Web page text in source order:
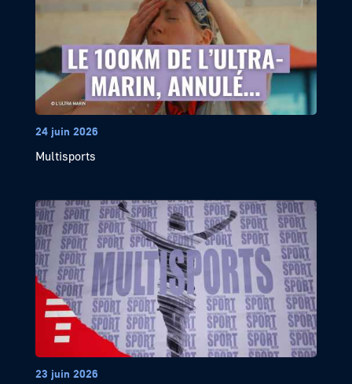
24 juin 2026
Multisports
23 juin 2026